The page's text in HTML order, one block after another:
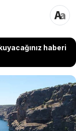
haberi
eşiğin altına
"2040 yılında